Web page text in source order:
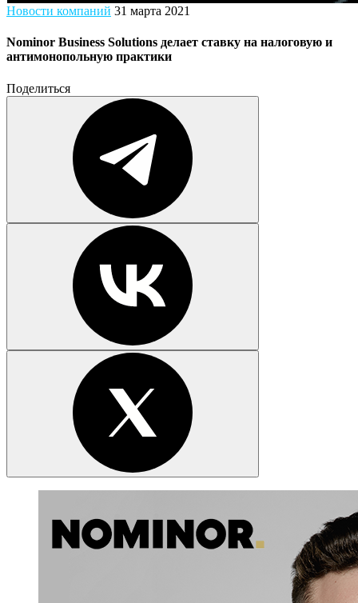
Новости компаний 31 марта 2021
Nominor Business Solutions делает ставку на налоговую и
антимонопольную практики
Поделиться